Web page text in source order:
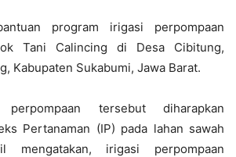
program irigasi perpompaan
Tani Calincing di Desa Cibitung,
Kabupaten Sukabumi, Jawa Barat.
tersebut diharapkan
Pertanaman (IP) pada lahan sawah
mengatakan, irigasi perpompaan